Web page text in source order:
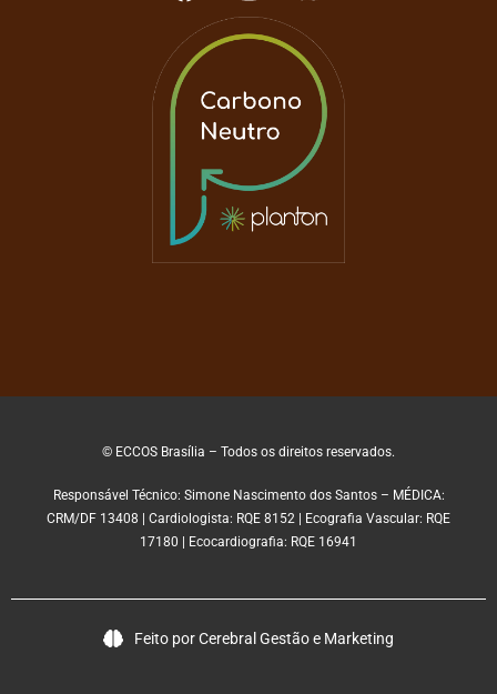
© ECCOS Brasília – Todos os direitos reservados.
Responsável Técnico: Simone Nascimento dos Santos – MÉDICA:
CRM/DF 13408 | Cardiologista: RQE 8152 | Ecografia Vascular: RQE
17180 | Ecocardiografia: RQE 16941
Feito por Cerebral Gestão e Marketing